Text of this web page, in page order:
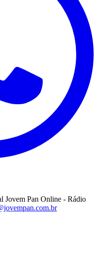
Jovem Pan Online - Rádio